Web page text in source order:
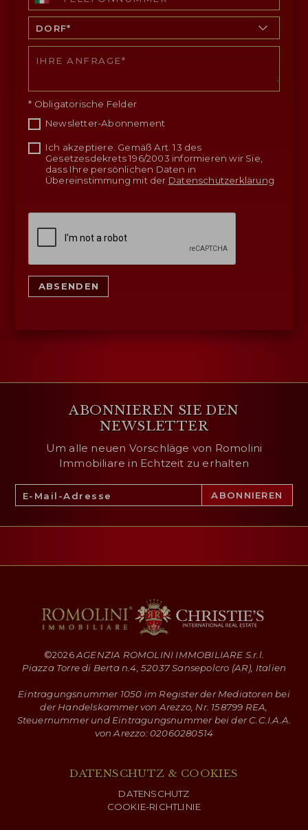
* Obligatorische Felder
Newsletter-Abonnement
Ich akzeptiere. Gemäß Art. 13 des
Gesetzesdekrets 196/2003 informieren wir Sie,
dass Ihre persönlichen Daten in
Übereinstimmung mit der Datenschutzerklärung
ABSENDEN
ABONNIEREN SIE DEN
NEWSLETTER
Um alle neuen Vorschläge von Romolini
Immobiliare in Echtzeit zu erhalten
©2026AGENZIA ROMOLINI IMMOBILIARE S.r.l.
Piazza Torre di Berta n.4, 52037 Sansepolcro (AR), Italien
Eintragungsnummer 1050 im Register der Mediatoren bei
der Handelskammer von Arezzo, Nr. 158799 REA,
Steuernummer und Eintragungsnummer bei der C.C.I.A.A.
von Arezzo: 02060280514
DATENSCHUTZ & COOKIES
DATENSCHUTZ
COOKIE-RICHTLINIE